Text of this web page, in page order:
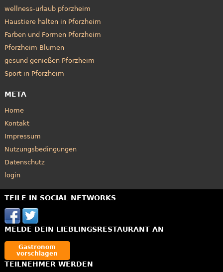
wellness-urlaub pforzheim
Haustiere halten in Pforzheim
Farben und Formen Pforzheim
Pforzheim Blumen
gesund genießen Pforzheim
Sport in Pforzheim
META
Home
Kontakt
Impressum
Nutzungsbedingungen
Datenschutz
login
TEILE IN SOCIAL NETWORKS
MELDE DEIN LIEBLINGSRESTAURANT AN
Gastronom
vorschlagen
TEILNEHMER WERDEN